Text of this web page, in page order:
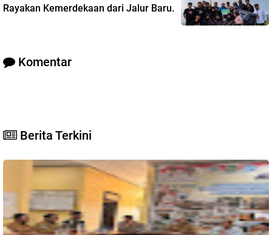
Rayakan Kemerdekaan dari Jalur Baru.
Komentar
Berita Terkini